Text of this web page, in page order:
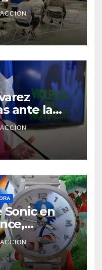
ante la
Sonic en
el que